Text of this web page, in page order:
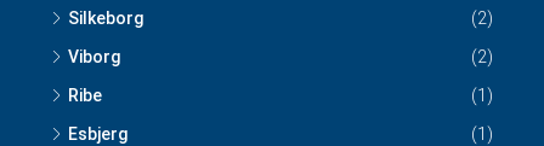
Silkeborg
(2)
Viborg
(2)
Ribe
(1)
Esbjerg
(1)